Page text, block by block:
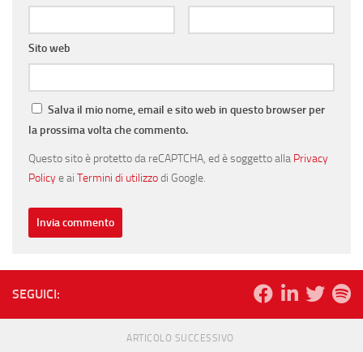
Sito web
Salva il mio nome, email e sito web in questo browser per
la prossima volta che commento.
Questo sito è protetto da reCAPTCHA, ed è soggetto alla Privacy
Policye ai Termini di utilizzodi Google.
SEGUICI:
ARTICOLO SUCCESSIVO